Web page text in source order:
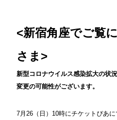
<新宿角座でご覧
さま>
新型コロナウイルス感染拡大の状
変更の可能性がございます。
7月26（日）10時にチケットぴあに